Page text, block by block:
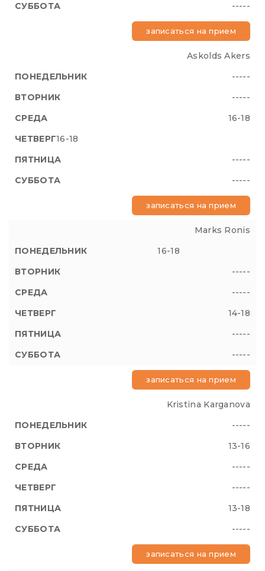
-----
записаться на прием
Askolds Akers
-----
-----
16-18
16-18
-----
-----
записаться на прием
Marks Ronis
16-18
-----
-----
14-18
-----
-----
записаться на прием
Kristina Karganova
-----
13-16
-----
-----
13-18
-----
записаться на прием